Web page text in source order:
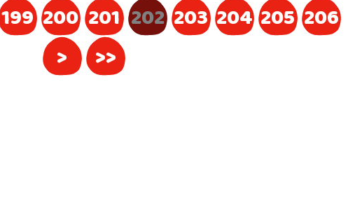
199 200 201 202 203 204 205 206
>
>>